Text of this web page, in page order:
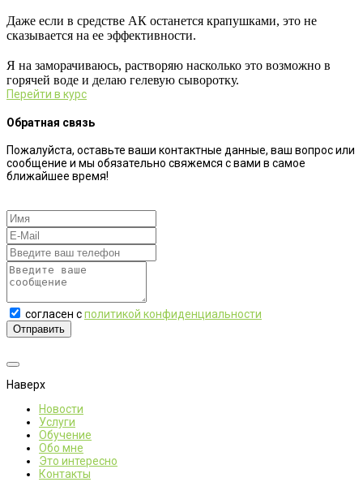
Даже если в средстве АК останется крапушками, это не
сказывается на ее эффективности.
Я на заморачиваюсь, растворяю насколько это возможно в
горячей воде и делаю гелевую сыворотку.
Перейти в курс
Обратная связь
Пожалуйста, оставьте ваши контактные данные, ваш вопрос или
сообщение и мы обязательно свяжемся с вами в самое
ближайшее время!
согласен сполитикой конфиденциальности
Отправить
Наверх
Новости
Услуги
Обучение
Обо мне
Это интересно
Контакты